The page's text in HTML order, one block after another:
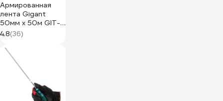
Армированная
лента Gigant
50мм х 50м GIT-
12
4.8(36)